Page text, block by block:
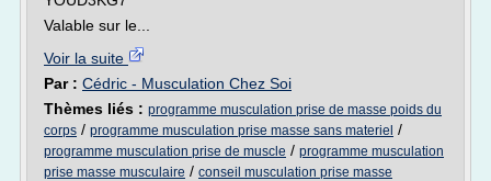
Valable sur le...
Voir la suite
Par : Cédric - Musculation Chez Soi
Thèmes liés : programme musculation prise de masse poids du
corps / programme musculation prise masse sans materiel /
programme musculation prise de muscle / programme musculation
prise masse musculaire / conseil musculation prise masse